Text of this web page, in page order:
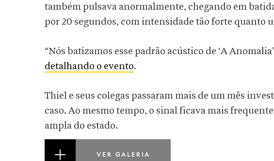
também pulsava anormalmente, chegando em
por 20 segundos, com intensidade tão forte quanto
“Nós batizamos esse padrão acústico de ‘A
detalhando o evento.
Thiel e seus colegas passaram mais de um mês
caso. Ao mesmo tempo, o sinal ficava mais
ampla do estado.
VER GALERIA